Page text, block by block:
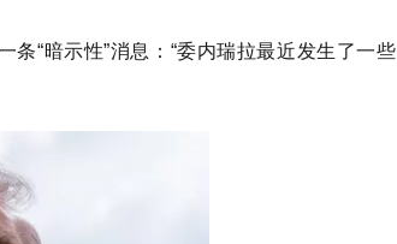
条“暗示性”消息： “委内瑞拉最近发生了一些